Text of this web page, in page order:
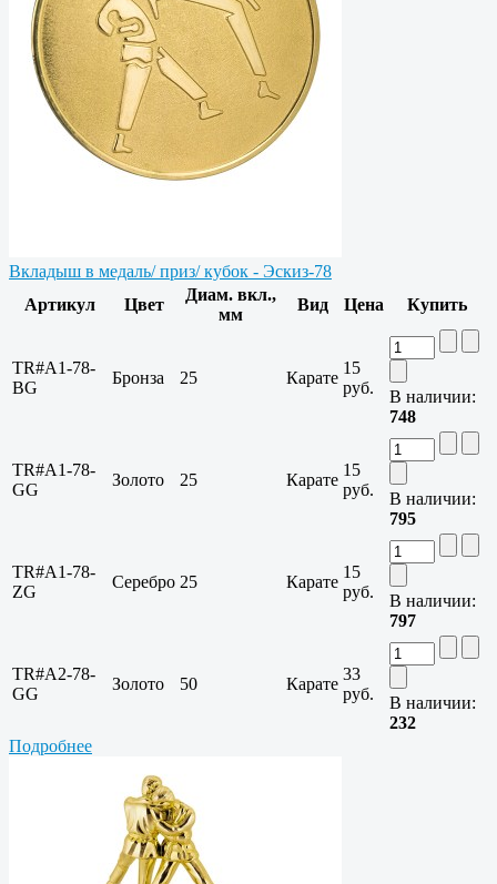
Вкладыш в медаль/ приз/ кубок - Эскиз-78
Артикул
Цвет
Диам. вкл.,
мм
Вид Цена Купить
TR#A1-78-
BG
Бронза 25 Карате
15
руб.
В наличии:
748
TR#A1-78-
GG
Золото 25 Карате
15
руб.
В наличии:
795
TR#A1-78-
ZG
Серебро 25 Карате
15
руб.
В наличии:
797
TR#A2-78-
GG
Золото 50 Карате
33
руб.
В наличии:
232
Подробнее